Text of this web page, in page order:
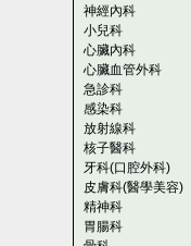
神經內科
小兒科
心臟內科
心臟血管外科
急診科
感染科
放射線科
核子醫科
牙科(口腔外科)
皮膚科(醫學美容)
精神科
胃腸科